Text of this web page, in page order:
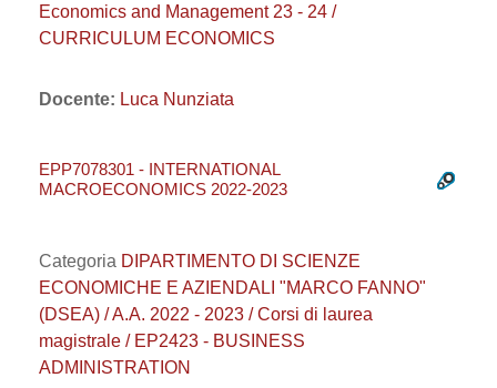
Economics and Management 23 - 24 /
CURRICULUM ECONOMICS
Docente: Luca Nunziata
EPP7078301 - INTERNATIONAL
MACROECONOMICS 2022-2023
Categoria DIPARTIMENTO DI SCIENZE
ECONOMICHE E AZIENDALI "MARCO FANNO"
(DSEA) / A.A. 2022 - 2023 / Corsi di laurea
magistrale / EP2423 - BUSINESS
ADMINISTRATION